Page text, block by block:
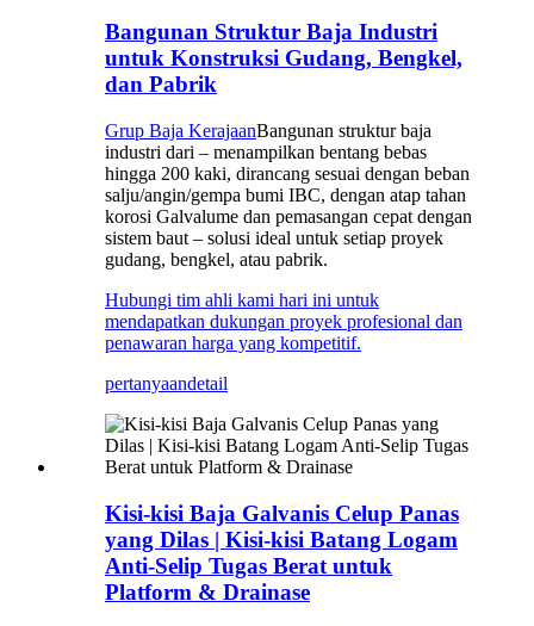
Bangunan Struktur Baja Industri
untuk Konstruksi Gudang, Bengkel,
dan Pabrik
Grup Baja KerajaanBangunan struktur baja
industri dari – menampilkan bentang bebas
hingga 200 kaki, dirancang sesuai dengan beban
salju/angin/gempa bumi IBC, dengan atap tahan
korosi Galvalume dan pemasangan cepat dengan
sistem baut – solusi ideal untuk setiap proyek
gudang, bengkel, atau pabrik.
Hubungi tim ahli kami hari ini untuk
mendapatkan dukungan proyek profesional dan
penawaran harga yang kompetitif.
pertanyaandetail
Kisi-kisi Baja Galvanis Celup Panas
yang Dilas | Kisi-kisi Batang Logam
Anti-Selip Tugas Berat untuk
Platform & Drainase